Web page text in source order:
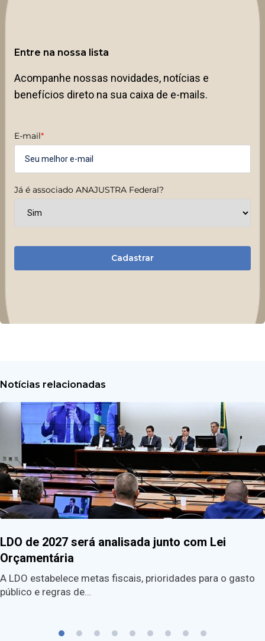
Entre na nossa lista
Acompanhe nossas novidades, notícias e
benefícios direto na sua caixa de e-mails.
E-mail*
Já é associado ANAJUSTRA Federal?
Cadastrar
Notícias relacionadas
LDO de 2027 será analisada junto com Lei
Orçamentária
A LDO estabelece metas fiscais, prioridades para o gasto
público e regras de…